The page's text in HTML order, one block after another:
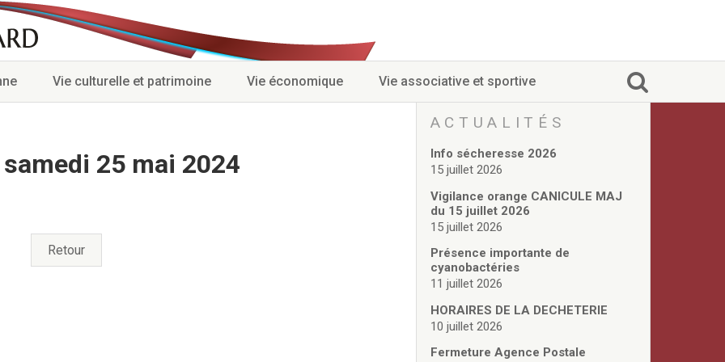
Vie culturelle et patrimoine Vie économique Vie associative et sportive
25 mai 2024
Retour
ACTUALITÉS
Info sécheresse 2026
15 juillet 2026
Vigilance orange CANICULE MAJ
du 15 juillet 2026
15 juillet 2026
Présence importante de
cyanobactéries
11 juillet 2026
HORAIRES DE LA DECHETERIE
10 juillet 2026
Fermeture Agence Postale